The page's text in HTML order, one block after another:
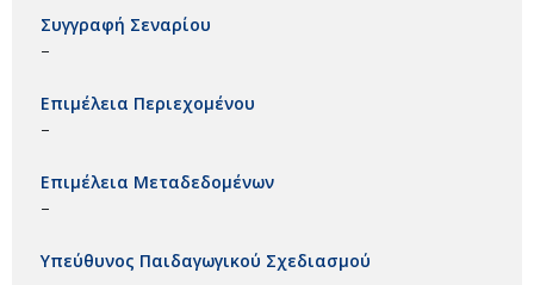
Συγγραφή Σεναρίου
–
Επιμέλεια Περιεχομένου
–
Επιμέλεια Μεταδεδομένων
–
Υπεύθυνος Παιδαγωγικού Σχεδιασμού